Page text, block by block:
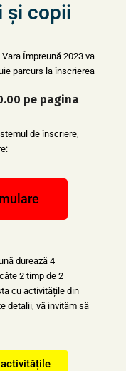
și copii
Împreună 2023 va
parcurs la înscrierea
pe pagina
de înscriere,
durează 4
2 timp de 2
cu activitățile din
detalii, vă invităm să
activitățile